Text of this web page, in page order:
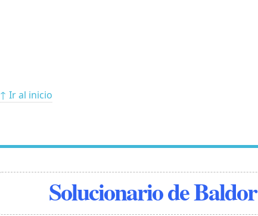
↑ Ir al inicio
Solucionario de Baldor